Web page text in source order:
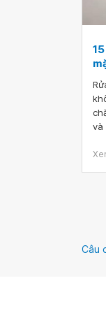
và
Câu